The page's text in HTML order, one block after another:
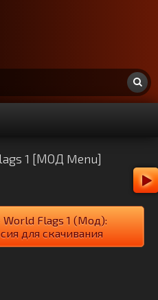
1 [МОД Menu]
World Flags 1 (Мод):
для скачивания